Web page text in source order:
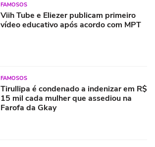
FAMOSOS
Viih Tube e Eliezer publicam primeiro
vídeo educativo após acordo com MPT
FAMOSOS
Tirullipa é condenado a indenizar em R$
15 mil cada mulher que assediou na
Farofa da Gkay